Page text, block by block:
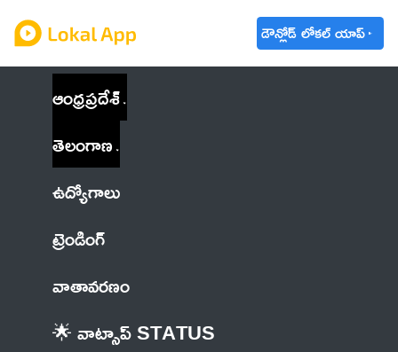
డౌన్లోడ్ లోకల్ యాప్
ఆంధ్రప్రదేశ్
తెలంగాణ
ఉద్యోగాలు
ట్రెండింగ్
వాతావరణం
🌟 వాట్సాప్ STATUS